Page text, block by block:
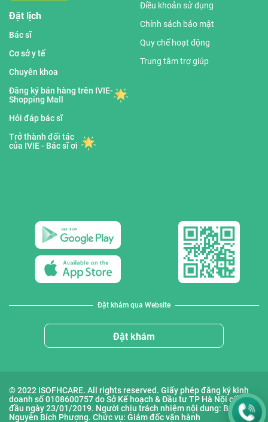
Đặt lịch
Bác sĩ
Cơ sở y tế
Chuyên khoa
Đăng ký bán hàng trên IVIE-
Shopping Mall
Hỏi đáp bác sĩ
Trở thành đối tác
của IVIE - Bác sĩ ơi
Điều khoản sử dụng
Chính sách bảo mật
Quy chế hoạt động
Trung tâm trợ giúp
Đặt khám qua Website
Đặt khám
© 2022 ISOFHCARE. All rights reserved. Giấy phép đăng ký kinh
doanh số 0108600757 do Sở Kế hoạch & Đầu tư TP Hà Nội cấp lần
đầu ngày 23/01/2019. Người chịu trách nhiệm nội dung: Bà
Nguyễn Bích Phượng. Chức vụ: Giám đốc vận hành